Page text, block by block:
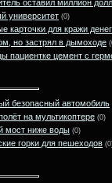
оставил миллион
университет (0)
карточки для кражи денег
но застрял в дымоходе
пациентке цемент с
безопасный автомобиль
на мультикоптере (0)
мост ниже воды (0)
горки для пешеходов